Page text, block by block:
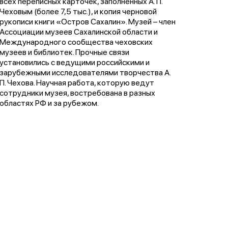
Чеховым (более 7,5 тыс.), и копия черновой
рукописи книги «Остров Сахалин». Музей – член
Ассоциации музеев Сахалинской области и
Международного сообщества чеховских
музеев и библиотек. Прочные связи
установились с ведущими российскими и
зарубежными исследователями творчества А.
П. Чехова. Научная работа, которую ведут
сотрудники музея, востребована в разных
областях РФ и за рубежом.